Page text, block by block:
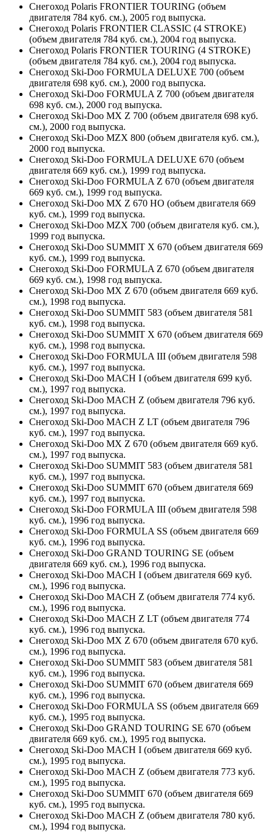
Снегоход Polaris FRONTIER TOURING (объем
двигателя 784 куб. см.), 2005 год выпуска.
Снегоход Polaris FRONTIER CLASSIC (4 STROKE)
(объем двигателя 784 куб. см.), 2004 год выпуска.
Снегоход Polaris FRONTIER TOURING (4 STROKE)
(объем двигателя 784 куб. см.), 2004 год выпуска.
Снегоход Ski-Doo FORMULA DELUXE 700 (объем
двигателя 698 куб. см.), 2000 год выпуска.
Снегоход Ski-Doo FORMULA Z 700 (объем двигателя
698 куб. см.), 2000 год выпуска.
Снегоход Ski-Doo MX Z 700 (объем двигателя 698 куб.
см.), 2000 год выпуска.
Снегоход Ski-Doo MZX 800 (объем двигателя куб. см.),
2000 год выпуска.
Снегоход Ski-Doo FORMULA DELUXE 670 (объем
двигателя 669 куб. см.), 1999 год выпуска.
Снегоход Ski-Doo FORMULA Z 670 (объем двигателя
669 куб. см.), 1999 год выпуска.
Снегоход Ski-Doo MX Z 670 HO (объем двигателя 669
куб. см.), 1999 год выпуска.
Снегоход Ski-Doo MZX 700 (объем двигателя куб. см.),
1999 год выпуска.
Снегоход Ski-Doo SUMMIT X 670 (объем двигателя 669
куб. см.), 1999 год выпуска.
Снегоход Ski-Doo FORMULA Z 670 (объем двигателя
669 куб. см.), 1998 год выпуска.
Снегоход Ski-Doo MX Z 670 (объем двигателя 669 куб.
см.), 1998 год выпуска.
Снегоход Ski-Doo SUMMIT 583 (объем двигателя 581
куб. см.), 1998 год выпуска.
Снегоход Ski-Doo SUMMIT X 670 (объем двигателя 669
куб. см.), 1998 год выпуска.
Снегоход Ski-Doo FORMULA III (объем двигателя 598
куб. см.), 1997 год выпуска.
Снегоход Ski-Doo MACH I (объем двигателя 699 куб.
см.), 1997 год выпуска.
Снегоход Ski-Doo MACH Z (объем двигателя 796 куб.
см.), 1997 год выпуска.
Снегоход Ski-Doo MACH Z LT (объем двигателя 796
куб. см.), 1997 год выпуска.
Снегоход Ski-Doo MX Z 670 (объем двигателя 669 куб.
см.), 1997 год выпуска.
Снегоход Ski-Doo SUMMIT 583 (объем двигателя 581
куб. см.), 1997 год выпуска.
Снегоход Ski-Doo SUMMIT 670 (объем двигателя 669
куб. см.), 1997 год выпуска.
Снегоход Ski-Doo FORMULA III (объем двигателя 598
куб. см.), 1996 год выпуска.
Снегоход Ski-Doo FORMULA SS (объем двигателя 669
куб. см.), 1996 год выпуска.
Снегоход Ski-Doo GRAND TOURING SE (объем
двигателя 669 куб. см.), 1996 год выпуска.
Снегоход Ski-Doo MACH I (объем двигателя 669 куб.
см.), 1996 год выпуска.
Снегоход Ski-Doo MACH Z (объем двигателя 774 куб.
см.), 1996 год выпуска.
Снегоход Ski-Doo MACH Z LT (объем двигателя 774
куб. см.), 1996 год выпуска.
Снегоход Ski-Doo MX Z 670 (объем двигателя 670 куб.
см.), 1996 год выпуска.
Снегоход Ski-Doo SUMMIT 583 (объем двигателя 581
куб. см.), 1996 год выпуска.
Снегоход Ski-Doo SUMMIT 670 (объем двигателя 669
куб. см.), 1996 год выпуска.
Снегоход Ski-Doo FORMULA SS (объем двигателя 669
куб. см.), 1995 год выпуска.
Снегоход Ski-Doo GRAND TOURING SE 670 (объем
двигателя 669 куб. см.), 1995 год выпуска.
Снегоход Ski-Doo MACH I (объем двигателя 669 куб.
см.), 1995 год выпуска.
Снегоход Ski-Doo MACH Z (объем двигателя 773 куб.
см.), 1995 год выпуска.
Снегоход Ski-Doo SUMMIT 670 (объем двигателя 669
куб. см.), 1995 год выпуска.
Снегоход Ski-Doo MACH Z (объем двигателя 780 куб.
см.), 1994 год выпуска.